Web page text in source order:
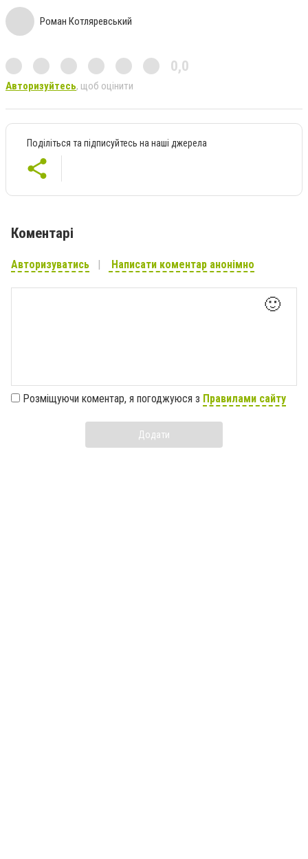
Роман Котляревський
0,0
Авторизуйтесь, щоб оцінити
Поділіться та підписуйтесь на наші джерела
Коментарі
Авторизуватись Написати коментар анонімно
🙂
Розміщуючи коментар, я погоджуюся з Правилами сайту
Додати